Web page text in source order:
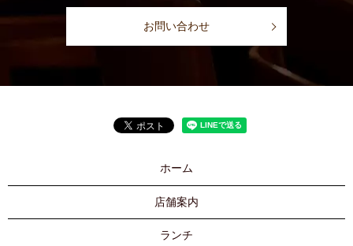
お問い合わせ
ホーム
店舗案内
ランチ